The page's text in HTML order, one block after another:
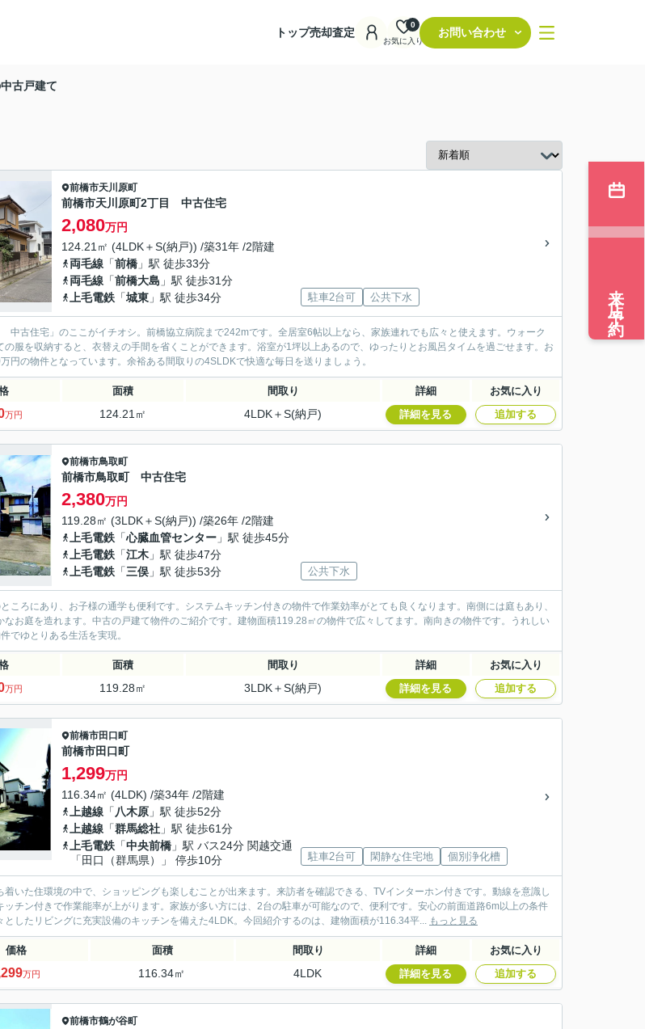
トップ売却査定
お気に入り
0
お問い合わせ
古戸建て
前橋市天川原町
前橋市天川原町2丁目 中古住宅
2,080万円
124.21㎡ (4LDK＋S(納戸)) /築31年 /2階建
両毛線 「前橋 」駅 徒歩33分
両毛線 「前橋大島 」駅 徒歩31分
上毛電鉄 「城東 」駅 徒歩34分 駐車2台可 公共下水
中古住宅」のここがイチオシ。前橋協立病院まで242mです。全居室6帖以上なら、家族連れでも広々と使えます。ウォーク
の服を収納すると、衣替えの手間を省くことができます。浴室が1坪以上あるので、ゆったりとお風呂タイムを過ごせます。お
円の物件となっています。余裕ある間取りの4SLDKで快適な毎日を送りましょう。
面積 間取り 詳細 お気に入り
万円 124.21㎡ 4LDK＋S(納戸) 詳細を見る 追加する
前橋市鳥取町
前橋市鳥取町 中古住宅
2,380万円
119.28㎡ (3LDK＋S(納戸)) /築26年 /2階建
上毛電鉄 「心臓血管センター 」駅 徒歩45分
上毛電鉄 「江木 」駅 徒歩47分
上毛電鉄 「三俣 」駅 徒歩53分 公共下水
ころにあり、お子様の通学も便利です。システムキッチン付きの物件で作業効率がとても良くなります。南側には庭もあり、
なお庭を造れます。中古の戸建て物件のご紹介です。建物面積119.28㎡の物件で広々してます。南向きの物件です。うれしい
でゆとりある生活を実現。
面積 間取り 詳細 お気に入り
万円 119.28㎡ 3LDK＋S(納戸) 詳細を見る 追加する
前橋市田口町
前橋市田口町
1,299万円
116.34㎡ (4LDK) /築34年 /2階建
上越線 「 八木原 」駅 徒歩52分
上越線 「群馬総社 」駅 徒歩61分
上毛電鉄 「中央前橋 」駅 バス24分 関越交通
「田口（群馬県）」 停歩10分
駐車2台可 閑静な住宅地 個別浄化槽
着いた住環境の中で、ショッピングも楽しむことが出来ます。来訪者を確認できる、TVインターホン付きです。動線を意識し
ッチン付きで作業能率が上がります。家族が多い方には、2台の駐車が可能なので、便利です。安心の前面道路6m以上の条件
としたリビングに充実設備のキッチンを備えた4LDK。今回紹介するのは、建物面積が116.34平... もっと見る
価格 面積 間取り 詳細 お気に入り
万円 116.34㎡ 4LDK 詳細を見る 追加する
前橋市鶴が谷町
来店予約